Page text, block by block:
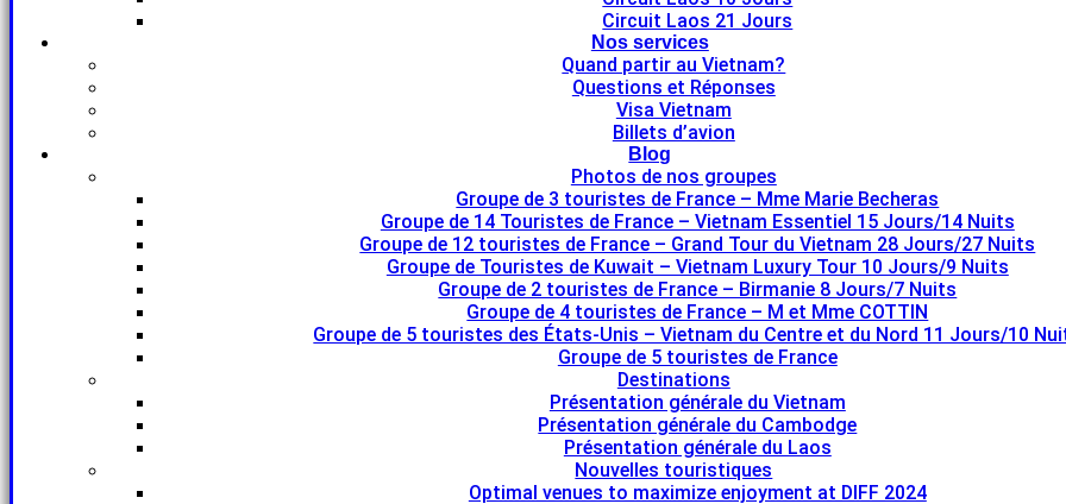
Circuit Laos 21 Jours
Nos services
Quand partir au Vietnam?
Questions et Réponses
Visa Vietnam
Billets d’avion
Blog
Photos de nos groupes
Groupe de 3 touristes de France – Mme Marie Becheras
Groupe de 14 Touristes de France – Vietnam Essentiel 15 Jours/14 Nuits
Groupe de 12 touristes de France – Grand Tour du Vietnam 28 Jours/27 Nuits
Groupe de Touristes de Kuwait – Vietnam Luxury Tour 10 Jours/9 Nuits
Groupe de 2 touristes de France – Birmanie 8 Jours/7 Nuits
Groupe de 4 touristes de France – M et Mme COTTIN
Groupe de 5 touristes des États-Unis – Vietnam du Centre et du Nord 11 Jours/10
Groupe de 5 touristes de France
Destinations
Présentation générale du Vietnam
Présentation générale du Cambodge
Présentation générale du Laos
Nouvelles touristiques
Optimal venues to maximize enjoyment at DIFF 2024